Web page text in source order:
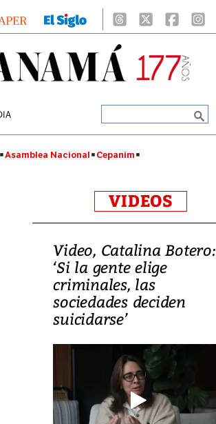
Asamblea Nacional Cepanim
VIDEOS
Video, Catalina Botero:
‘Si la gente elige
criminales, las
sociedades deciden
suicidarse’